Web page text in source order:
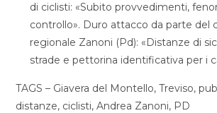
di ciclisti: «Subito provvedimenti,
controllo». Duro attacco da parte del
regionale Zanoni (Pd): «Distanze di
strade e pettorina identificativa per i
TAGS – Giavera del Montello, Treviso,
distanze, ciclisti, Andrea Zanoni, PD